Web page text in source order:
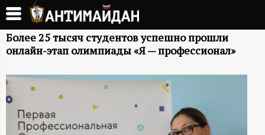
Перейти
основному
содержанию
А
Т
И
Более 25 тысяч студентов успешно прошли
онлайн-этап олимпиады «Я — профессионал»